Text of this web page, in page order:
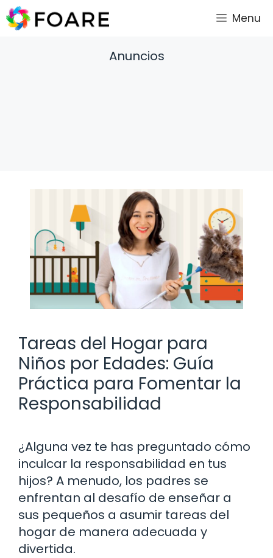
Saltar
al
Menu
Anuncios
Tareas del Hogar para
Niños por Edades: Guía
Práctica para Fomentar la
Responsabilidad
¿Alguna vez te has preguntado cómo
inculcar la responsabilidad en tus
hijos? A menudo, los padres se
enfrentan al desafío de enseñar a
sus pequeños a asumir tareas del
hogar de manera adecuada y
divertida.